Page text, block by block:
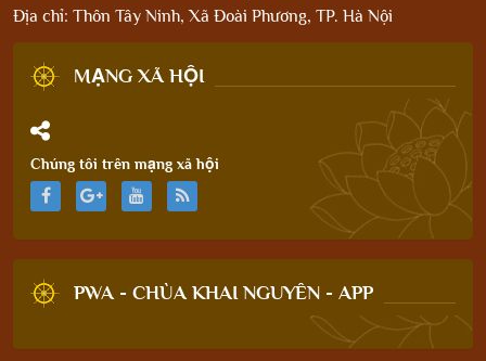
Địa chỉ: Thôn Tây Ninh, Xã Đoài Phương, TP. Hà Nội
MẠNG XÃ HỘI
Chúng tôi trên mạng xã hội
PWA - CHÙA KHAI NGUYÊN - APP